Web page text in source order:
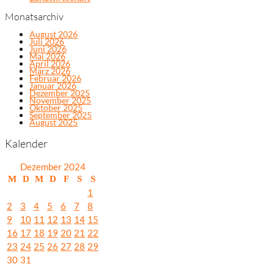
Monatsarchiv
August 2026
Juli 2026
Juni 2026
Mai 2026
April 2026
März 2026
Februar 2026
Januar 2026
Dezember 2025
November 2025
Oktober 2025
September 2025
August 2025
Kalender
Dezember 2024
M D M D F S S
1
2
3 4 5 6 7
8
9
10 11 12 13 14 15
16 17 18 19 20 21 22
23 24 25 26 27 28 29
30 31